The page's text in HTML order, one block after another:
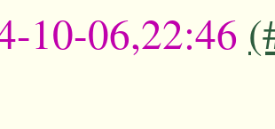
10-06,22:46